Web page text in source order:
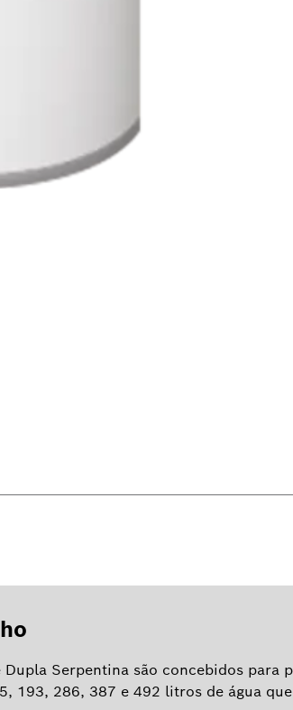
Serpentina são concebidos para
193, 286, 387 e 492 litros de água